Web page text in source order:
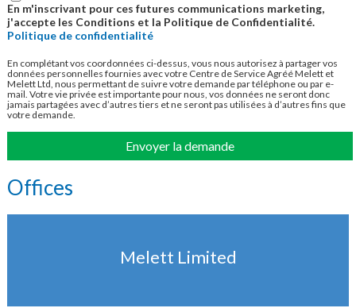
En m'inscrivant pour ces futures communications marketing,
j'accepte les Conditions et la Politique de Confidentialité.
Politique de confidentialité
En complétant vos coordonnées ci-dessus, vous nous autorisez à partager vos
données personnelles fournies avec votre Centre de Service Agréé Melett et
Melett Ltd, nous permettant de suivre votre demande par téléphone ou par e-
mail. Votre vie privée est importante pour nous, vos données ne seront donc
jamais partagées avec d’autres tiers et ne seront pas utilisées à d’autres fins que
votre demande.
Envoyer la demande
Offices
Melett Limited